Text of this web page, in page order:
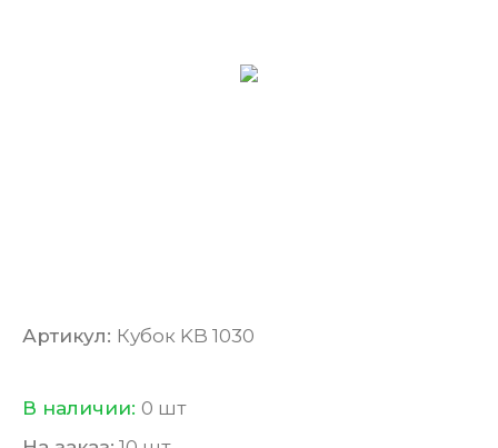
Артикул: Кубок KB 1030
В наличии: 0 шт